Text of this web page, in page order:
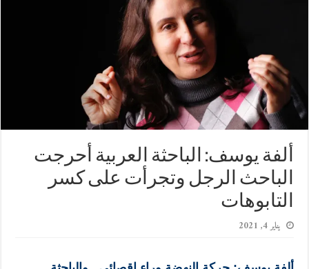
ألفة يوسف: الباحثة العربية أحرجت
الباحث الرجل وتجرأت على كسر
التابوهات
يناير 4, 2021